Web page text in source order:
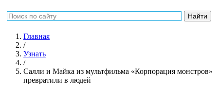
Главная
/
Узнать
/
Салли и Майка из мультфильма «Корпорация монстров»
превратили в людей